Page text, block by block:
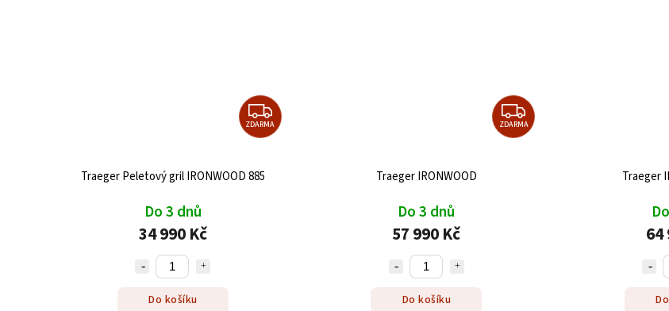
ZDARMA
Traeger Peletový gril IRONWOOD 885
Do 3 dnů
34 990 Kč
Do košíku
ZDARMA
Traeger IRONWOOD
Do 3 dnů
57 990 Kč
Do košíku
Traeger
64